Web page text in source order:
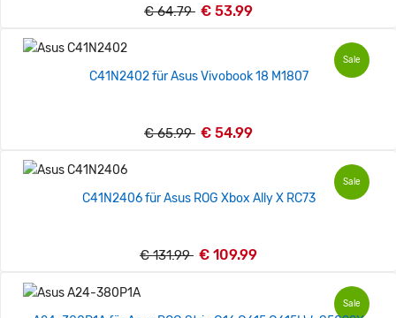
€ 64.79 € 53.99
Sale
C41N2402 für Asus Vivobook 18 M1807
€ 65.99 € 54.99
Sale
C41N2406 für Asus ROG Xbox Ally X RC73
€ 131.99 € 109.99
Sale